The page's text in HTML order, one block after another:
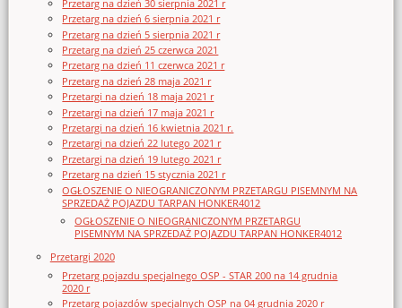
Przetarg na dzień 30 sierpnia 2021 r
Przetarg na dzień 6 sierpnia 2021 r
Przetarg na dzień 5 sierpnia 2021 r
Przetarg na dzień 25 czerwca 2021
Przetarg na dzień 11 czerwca 2021 r
Przetarg na dzień 28 maja 2021 r
Przetargi na dzień 18 maja 2021 r
Przetargi na dzień 17 maja 2021 r
Przetargi na dzień 16 kwietnia 2021 r.
Przetargi na dzień 22 lutego 2021 r
Przetargi na dzień 19 lutego 2021 r
Przetarg na dzień 15 stycznia 2021 r
OGŁOSZENIE O NIEOGRANICZONYM PRZETARGU PISEMNYM NA
SPRZEDAŻ POJAZDU TARPAN HONKER4012
OGŁOSZENIE O NIEOGRANICZONYM PRZETARGU
PISEMNYM NA SPRZEDAŻ POJAZDU TARPAN HONKER4012
Przetargi 2020
Przetarg pojazdu specjalnego OSP - STAR 200 na 14 grudnia
2020 r
Przetarg pojazdów specjalnych OSP na 04 grudnia 2020 r